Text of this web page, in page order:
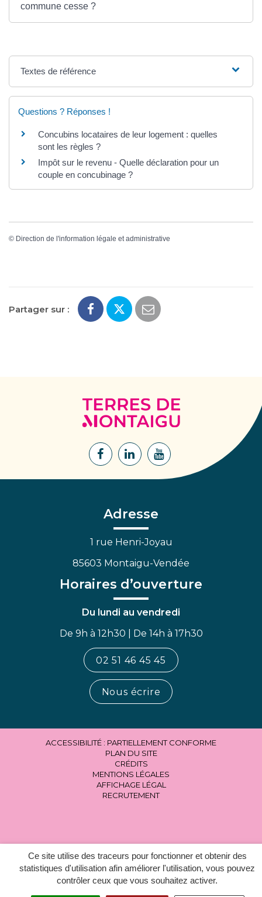
Ce site utilise des traceurs pour fonctionner et obtenir des
statistiques d'utilisation afin améliorer l'utilisation, vous pouvez
contrôler ceux que vous souhaitez activer.
commune cesse ?
Textes de référence
Questions ? Réponses !
Concubins locataires de leur logement : quelles
sont les règles ?
Impôt sur le revenu - Quelle déclaration pour un
couple en concubinage ?
© Direction de l'information légale et administrative
Partager sur :
Terres
de
Lien
Facebook
Lien
Lien
Adresse
1 rue Henri-Joyau
85603 Montaigu-Vendée
Horaires d’ouverture
Du lundi au vendredi
De 9h à 12h30 | De 14h à 17h30
02 51 46 45 45
Nous écrire
ACCESSIBILITÉ : PARTIELLEMENT CONFORME
PLAN DU SITE
CRÉDITS
MENTIONS LÉGALES
AFFICHAGE LÉGAL
RECRUTEMENT